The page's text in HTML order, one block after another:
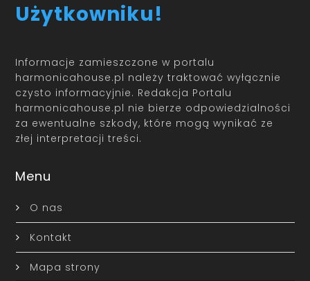
Użytkowniku!
Informacje zamieszczone w portalu
harmonicahouse.pl należy traktować wyłącznie
czysto informacyjnie. Redakcja Portalu
harmonicahouse.pl nie bierze odpowiedzialności
za ewentualne szkody, które mogą wynikać ze
złej interpretacji treści.
Menu
O nas
Kontakt
Mapa strony